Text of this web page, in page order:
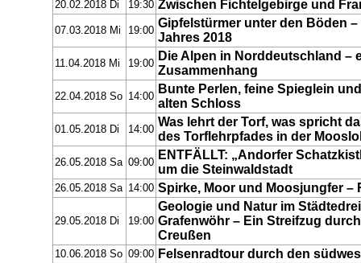
20.02.2018 Di 19:30 Zwischen Fichtelgebirge und
07.03.2018 Mi 19:00
Gipfelstürmer unter den Böden
Jahres 2018
11.04.2018 Mi 19:00
Die Alpen in Norddeutschland –
Zusammenhang
22.04.2018 So 14:00
Bunte Perlen, feine Spieglein
alten Schloss
01.05.2018 Di 14:00
Was lehrt der Torf, was spricht
des Torflehrpfades in der
26.05.2018 Sa 09:00
ENTFÄLLT: „Andorfer
um die Steinwaldstadt
26.05.2018 Sa 14:00 Spirke, Moor und Moosjungfer –
29.05.2018 Di 19:00
Geologie und Natur im
Grafenwöhr – Ein Streifzug
Creußen
10.06.2018 So 09:00 Felsenradtour durch den